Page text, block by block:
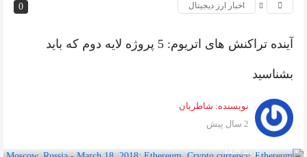
0 اخبار ارز دیجیتال
آینده تراکنش های اتریوم: 5 پروژه لایه دوم که باید
بشناسید
نویسنده: شاطریان
2 سال پیش
بازدید 1429